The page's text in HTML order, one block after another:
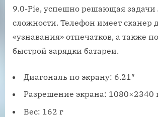
9.0-Pie, успешно решающая задачи
сложности. Телефон имеет сканер
«узнавания» отпечатков, а также
быстрой зарядки батареи.
Диагональ по экрану: 6.21″
Разрешение экрана: 1080×2340
Вес: 162 г